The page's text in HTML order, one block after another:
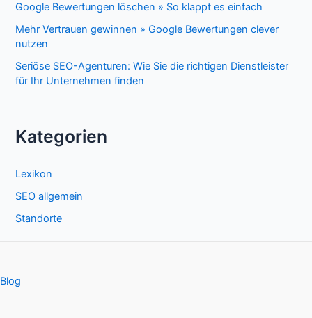
Google Bewertungen löschen » So klappt es einfach
Mehr Vertrauen gewinnen » Google Bewertungen clever
nutzen
Seriöse SEO-Agenturen: Wie Sie die richtigen Dienstleister
für Ihr Unternehmen finden
Kategorien
Lexikon
SEO allgemein
Standorte
Blog